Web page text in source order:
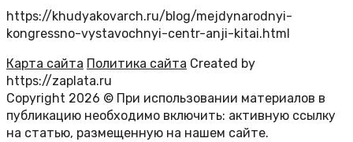
https://khudyakovarch.ru/blog/mejdynarodnyi-
kongressno-vystavochnyi-centr-anji-kitai.html
Карта сайта Политика сайта Created by
https://zaplata.ru
Copyright 2026 © При использовании материалов в
публикацию необходимо включить: активную ссылку
на статью, размещенную на нашем сайте.